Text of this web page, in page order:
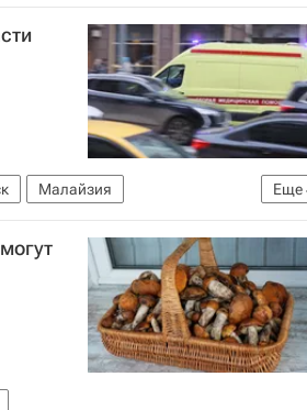
Еще
Малайзия
(СК РФ) ВЦИОМ